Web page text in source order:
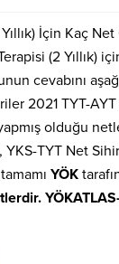
İçin Kaç
(2 Yıllık)
cevabını
2021 TYT-AYT
olduğu
TYT Net
YÖK